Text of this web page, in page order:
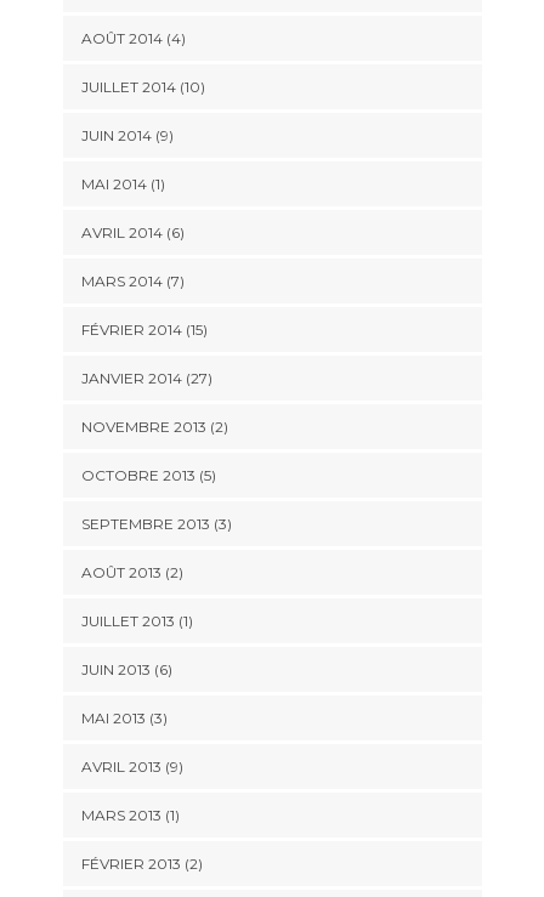
AOÛT 2014 (4)
JUILLET 2014 (10)
JUIN 2014 (9)
MAI 2014 (1)
AVRIL 2014 (6)
MARS 2014 (7)
FÉVRIER 2014 (15)
JANVIER 2014 (27)
NOVEMBRE 2013 (2)
OCTOBRE 2013 (5)
SEPTEMBRE 2013 (3)
AOÛT 2013 (2)
JUILLET 2013 (1)
JUIN 2013 (6)
MAI 2013 (3)
AVRIL 2013 (9)
MARS 2013 (1)
FÉVRIER 2013 (2)